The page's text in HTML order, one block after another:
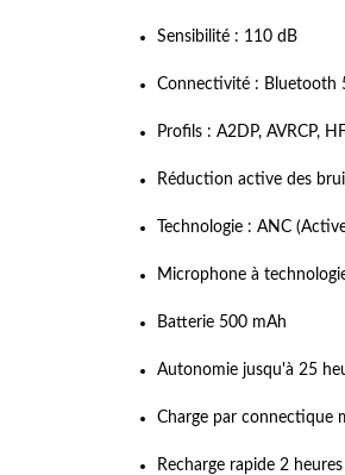
Sensibilité : 110 dB
Connectivité : Bluetooth
Profils : A2DP, AVRCP,
Réduction active des
Technologie : ANC
Microphone à
Batterie 500 mAh
Autonomie jusqu'à 25
Charge par connectique
Recharge rapide 2